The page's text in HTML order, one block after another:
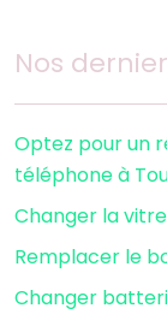
Nos
Optez pour un
téléphone à
Changer la vitre
Remplacer le
Changer